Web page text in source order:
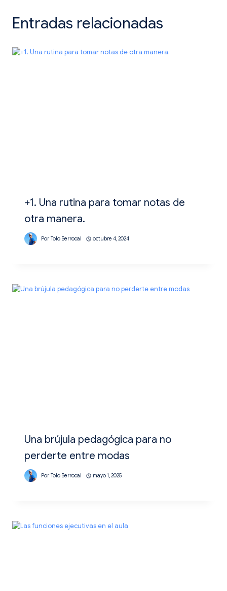
Entradas relacionadas
+1. Una rutina para tomar notas de
otra manera.
Por Tolo Berrocal octubre 4, 2024
Una brújula pedagógica para no
perderte entre modas
Por Tolo Berrocal mayo 1, 2025